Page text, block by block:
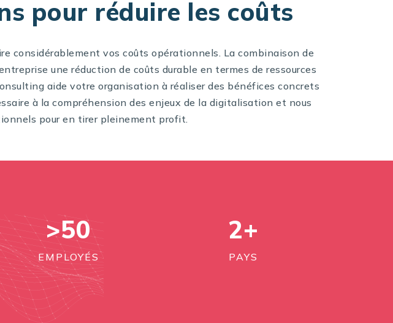
pour réduire les coûts
considérablement vos coûts opérationnels. La combinaison de
une réduction de coûts durable en termes de ressources
aide votre organisation à réaliser des bénéfices concrets
à la compréhension des enjeux de la digitalisation et nous
pour en tirer pleinement profit.
>50
EMPLOYÉS
2+
PAYS